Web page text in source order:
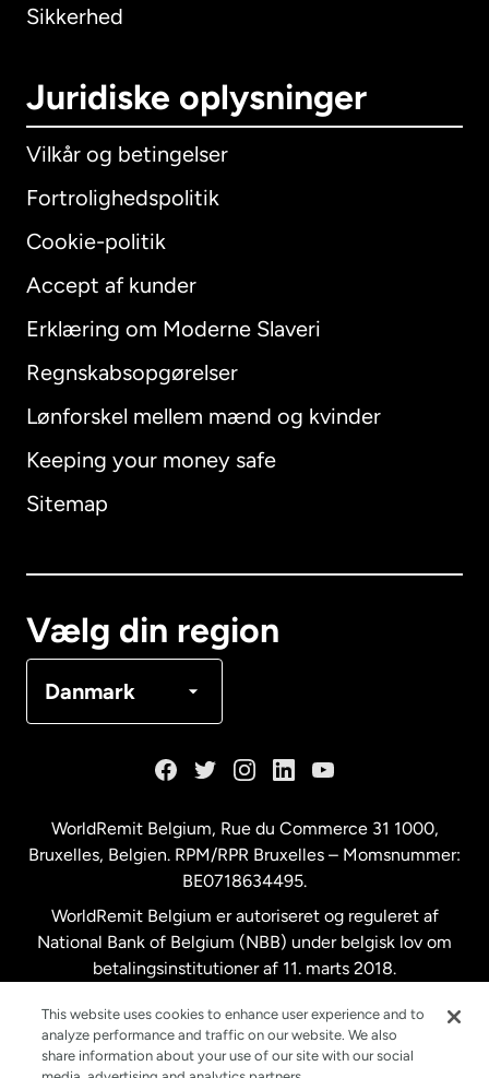
Sikkerhed
Juridiske oplysninger
Vilkår og betingelser
Fortrolighedspolitik
Cookie-politik
Accept af kunder
Erklæring om Moderne Slaveri
Regnskabsopgørelser
Lønforskel mellem mænd og kvinder
Keeping your money safe
Sitemap
Vælg din region
Danmark
International English
Australien
Malaysia
New Zealand
Spanien
WorldRemit Belgium, Rue du Commerce 31 1000,
Bruxelles, Belgien. RPM/RPR Bruxelles – Momsnummer:
BE0718634495.
WorldRemit Belgium er autoriseret og reguleret af
National Bank of Belgium (NBB) under belgisk lov om
betalingsinstitutioner af 11. marts 2018.
This website uses cookies to enhance user experience and to
analyze performance and traffic on our website. We also
share information about your use of our site with our social